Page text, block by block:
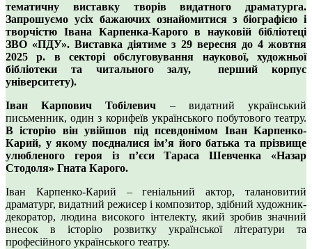
тематичну виставку творів видатного драматурга.
Запрошуємо усіх бажаючих ознайомитися з біографією і
творчістю Івана Карпенка-Карого в науковій бібліотеці
ЗВО «ПДУ». Виставка діятиме з 29 вересня до 4 жовтня
2025 р. в секторі обслуговування наукової, художньої
бібліотеки та читального залу, перший корпус
університету).
Іван Карпович Тобілевич – видатний український
письменник, один з корифеїв українського побутового театру.
В історію він увійшов під псевдонімом Іван Карпенко-
Карий, у якому поєдналися ім’я його батька та прізвище
улюбленого героя із п’єси Тараса Шевченка «Назар
Стодоля» Гната Карого.
Іван Карпенко-Карий – геніальний актор, талановитий
драматург, видатний режисер і композитор, здібний художник-
декоратор, людина високого інтелекту, який зробив значний
внесок в історію розвитку української літератури та
професійного українського театру.